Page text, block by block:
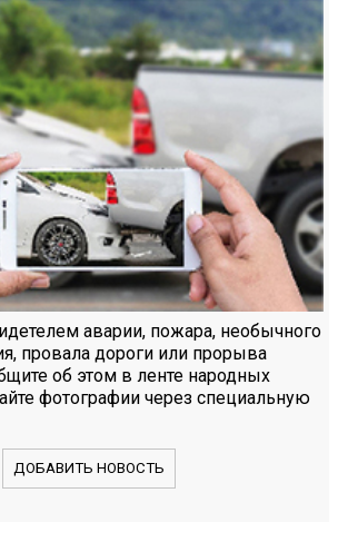
аварии, пожара, необычного
провала дороги или прорыва
об этом в ленте народных
фотографии через специальную
ДОБАВИТЬ НОВОСТЬ